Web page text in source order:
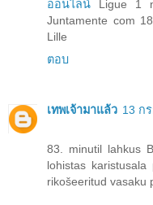
ออนไลน์ Ligue 1
Juntamente com
Lille
ตอบ
เทพเจ้ามาแล้ว 13 ก
83. minutil lahkus
lohistas
rikošeeritud vasaku